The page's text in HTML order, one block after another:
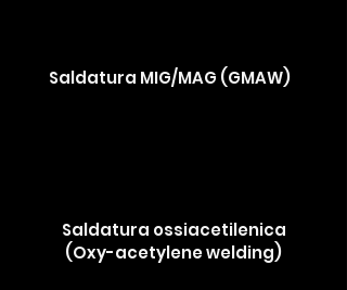
Saldatura MIG/MAG (GMAW)
Saldatura ossiacetilenica
(Oxy-acetylene welding)